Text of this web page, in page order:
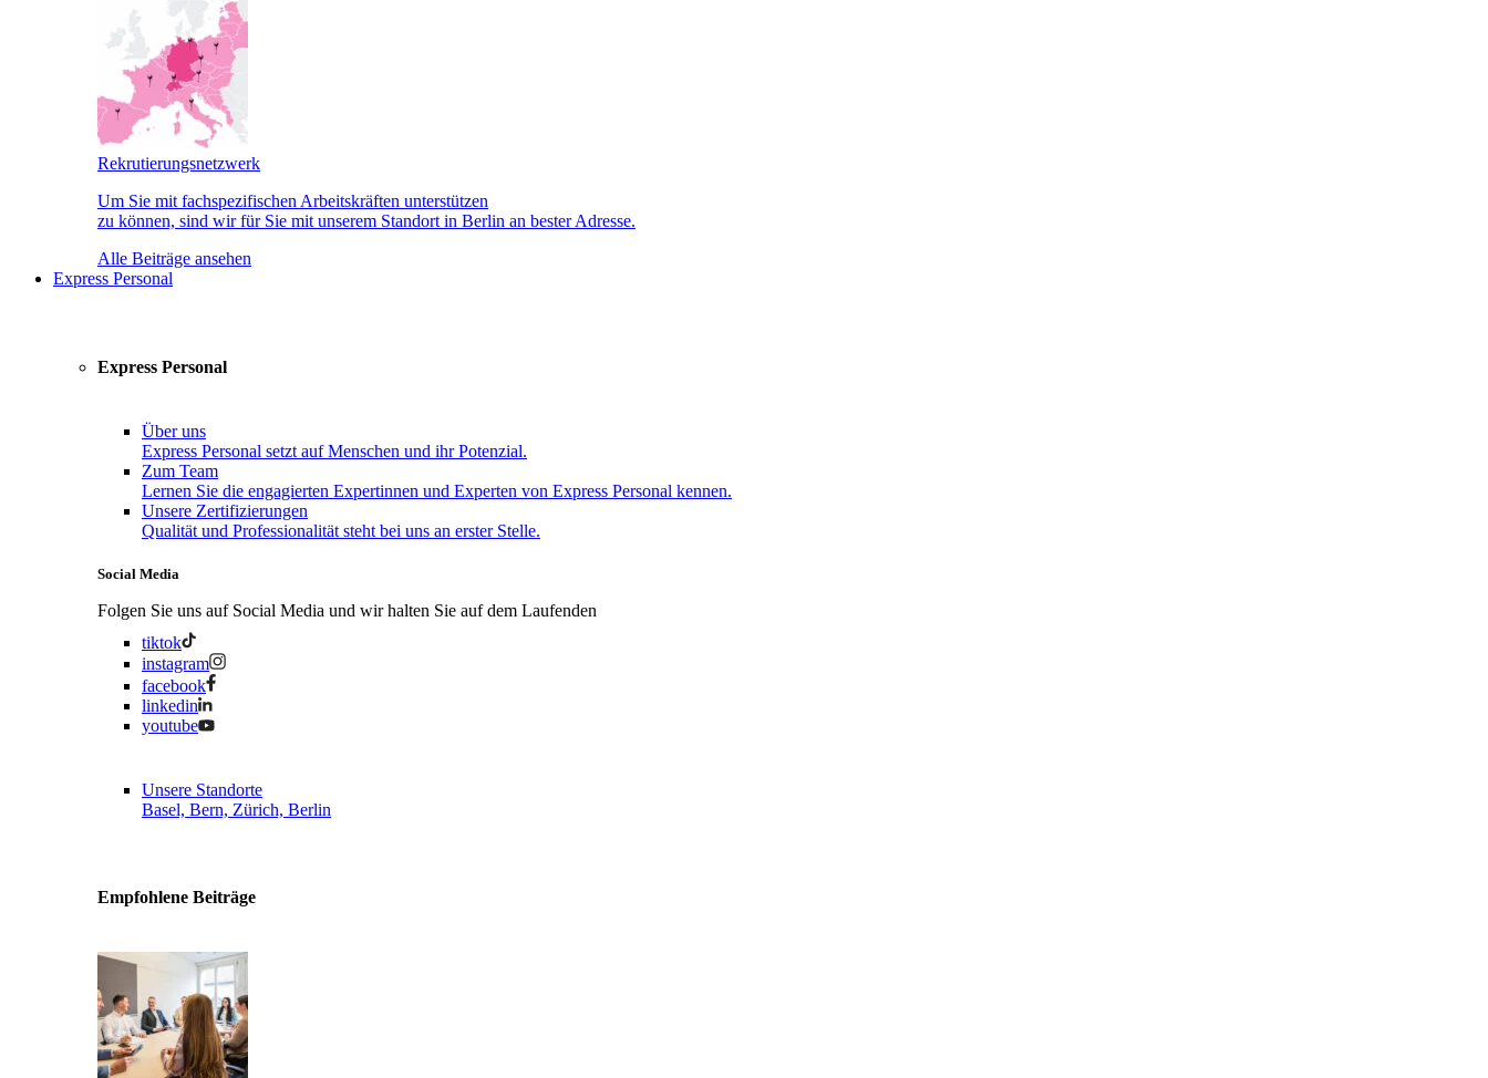
Rekrutierungsnetzwerk
Um Sie mit fachspezifischen Arbeitskräften unterstützen
zu können, sind wir für Sie mit unserem Standort in Berlin an bester Adresse.
Alle Beiträge ansehen
Express Personal
Express Personal
Über uns
Express Personal setzt auf Menschen und ihr Potenzial.
Zum Team
Lernen Sie die engagierten Expertinnen und Experten von Express Personal kennen.
Unsere Zertifizierungen
Qualität und Professionalität steht bei uns an erster Stelle.
Social Media
Folgen Sie uns auf Social Media und wir halten Sie auf dem Laufenden
tiktok
instagram
facebook
linkedin
youtube
Unsere Standorte
Basel, Bern, Zürich, Berlin
Empfohlene Beiträge